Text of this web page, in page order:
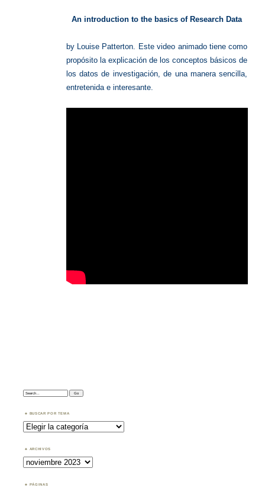
An introduction to the basics of Research Data
by Louise Patterton. Este video animado tiene como
propósito la explicación de los conceptos básicos de
los datos de investigación, de una manera sencilla,
entretenida e interesante.
Search:
BUSCAR POR TEMA
Buscar
por
Tema
ARCHIVOS
Archivos
PÁGINAS